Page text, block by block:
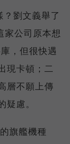
劉文義舉了
家公司原本想
，但很快遇
現卡頓；二
層不願上傳
慮。
旗艦機種